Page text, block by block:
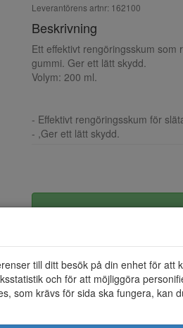
Leverantörens artnr: 162100
Beskrivning
Ett effektivt rengöringsskum
gummi. Ger ett lätt skydd.
Volym: 200 ml.
- Effektivt rengöringsskum för
- ,Ger ett lätt skydd.
till ditt besök på din enhet för att
och för att möjliggöra
som krävs för sida ska fungera, kan